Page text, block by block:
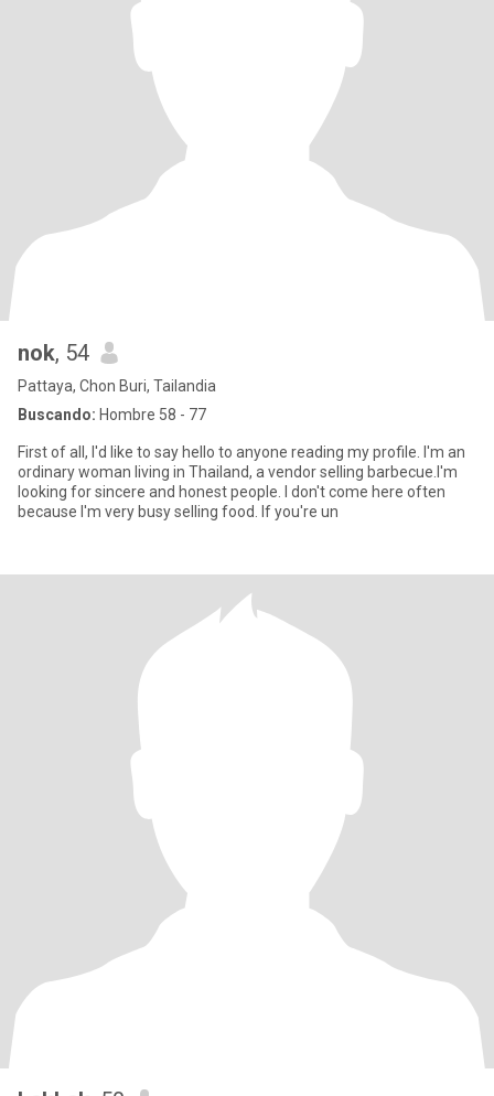
nok, 54
Pattaya, Chon Buri, Tailandia
Buscando: Hombre 58 - 77
First of all, I'd like to say hello to anyone reading my profile. I'm an
ordinary woman living in Thailand, a vendor selling barbecue.I'm
looking for sincere and honest people. I don't come here often
because I'm very busy selling food. If you're un